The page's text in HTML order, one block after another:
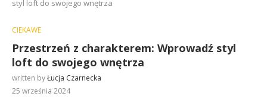
styl loft do swojego wnętrza
CIEKAWE
Przestrzeń z charakterem: Wprowadź styl
loft do swojego wnętrza
written byŁucja Czarnecka
25 września 2024